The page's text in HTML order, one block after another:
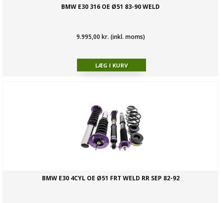
BMW E30 316 OE Ø51 83-90 WELD
9.995,00 kr. (inkl. moms)
BMW E30 4CYL OE Ø51 FRT WELD RR SEP 82-92